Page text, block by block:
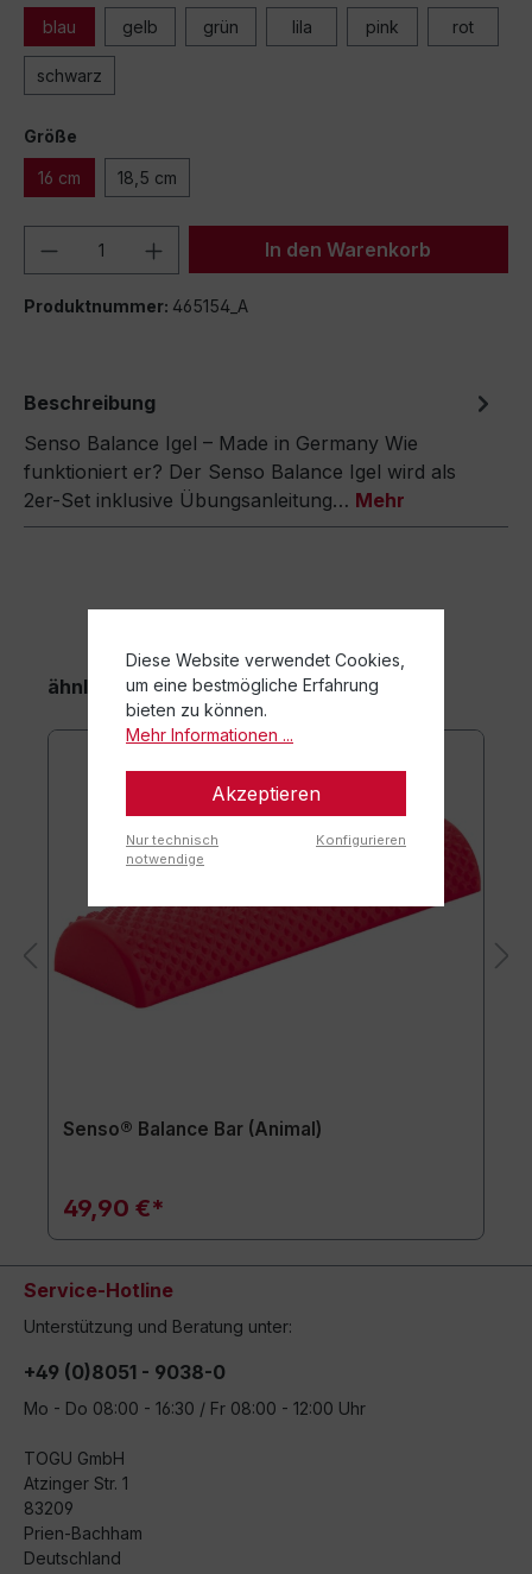
blau gelb grün lila pink rot
schwarz
Größe
16 cm 18,5 cm
Produkt Anzahl: Gib denIn den Warenkorb
Produktnummer: 465154_A
Beschreibung
Senso Balance Igel – Made in Germany Wie
funktioniert er? Der Senso Balance Igel wird als
2er-Set inklusive Übungsanleitung… Mehr
ähnliche Artikel
Senso® Balance Bar (Animal)
49,90 €*
Service-Hotline
Unterstützung und Beratung unter:
+49 (0)8051 - 9038-0
Mo - Do 08:00 - 16:30 / Fr 08:00 - 12:00 Uhr
TOGU GmbH
Atzinger Str. 1
83209
Prien-Bachham
Deutschland
Diese Website verwendet Cookies,
um eine bestmögliche Erfahrung
bieten zu können.
Mehr Informationen ...
Akzeptieren
Nur technisch
notwendige
Konfigurieren